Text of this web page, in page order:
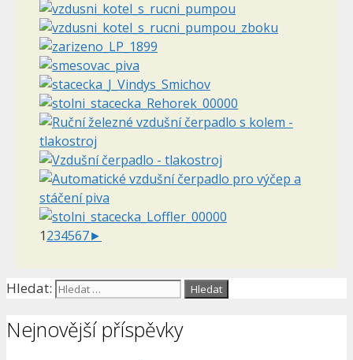
1234567►
Hledat:
Nejnovější příspěvky